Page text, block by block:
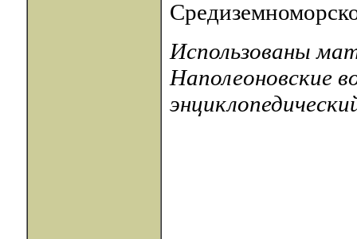
Использованы
Наполеоновские